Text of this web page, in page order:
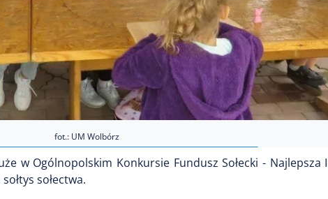
fot.: UM Wolbórz
w Ogólnopolskim Konkursie Fundusz Sołecki -
sołectwa.